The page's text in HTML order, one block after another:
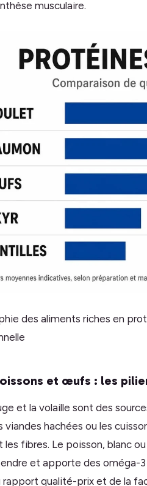
musculaire.
des aliments riches en
et œufs : les
et la volaille sont des
viandes hachées ou les
fibres. Le poisson, blanc
et apporte des oméga-
rapport qualité-prix et de la